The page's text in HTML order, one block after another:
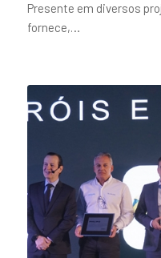
Presente em diversos
fornece,…